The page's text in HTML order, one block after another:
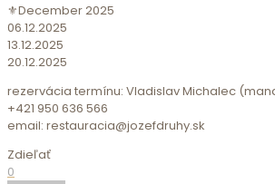
⚜️December 2025
06.12.2025
13.12.2025
20.12.2025
rezervácia termínu: Vladislav Michalec
+421 950 636 566
email: restauracia@jozefdruhy.sk
Zdieľať
0